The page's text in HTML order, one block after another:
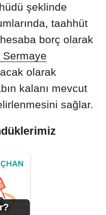
şeklinde
taahhüt
borç olarak
olarak
kalanı mevcut
sağlar.